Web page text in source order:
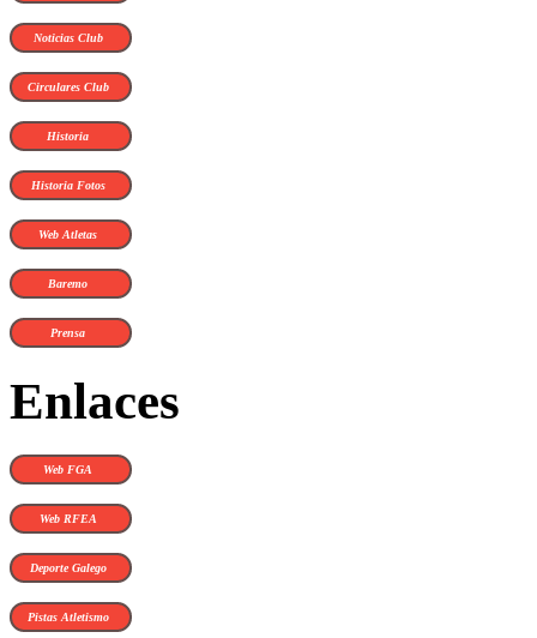
Noticias Club
Circulares Club
Historia
Historia Fotos
Web Atletas
Baremo
Prensa
Enlaces
Web FGA
Web RFEA
Deporte Galego
Pistas Atletismo